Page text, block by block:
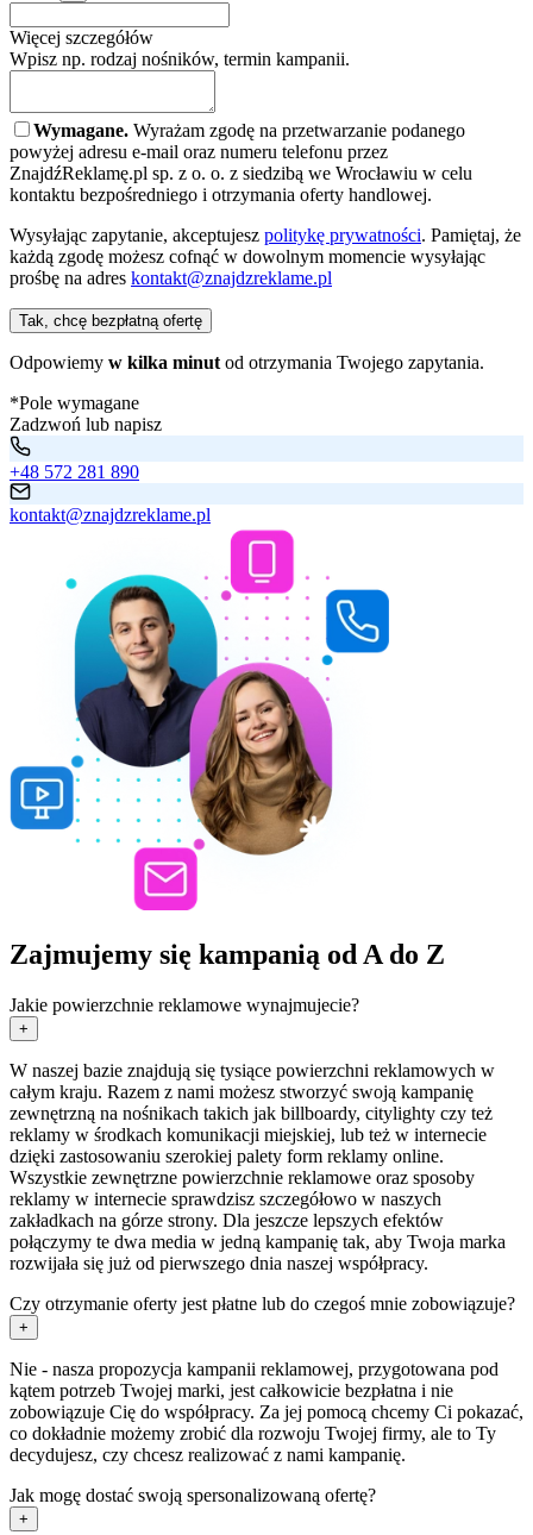
Więcej szczegółów
Wpisz np. rodzaj nośników, termin kampanii.
Wymagane. Wyrażam zgodę na przetwarzanie podanego
powyżej adresu e-mail oraz numeru telefonu przez
ZnajdźReklamę.pl sp. z o. o. z siedzibą we Wrocławiu w celu
kontaktu bezpośredniego i otrzymania oferty handlowej.
Wysyłając zapytanie, akceptujesz politykę prywatności. Pamiętaj, że
każdą zgodę możesz cofnąć w dowolnym momencie wysyłając
prośbę na adres kontakt@znajdzreklame.pl
Tak, chcę bezpłatną ofertę
Odpowiemy w kilka minut od otrzymania Twojego zapytania.
*Pole wymagane
Zadzwoń lub napisz
+48 572 281 890
kontakt@znajdzreklame.pl
Zajmujemy się kampanią od A do Z
Jakie powierzchnie reklamowe wynajmujecie?
+
W naszej bazie znajdują się tysiące powierzchni reklamowych w
całym kraju. Razem z nami możesz stworzyć swoją kampanię
zewnętrzną na nośnikach takich jak billboardy, citylighty czy też
reklamy w środkach komunikacji miejskiej, lub też w internecie
dzięki zastosowaniu szerokiej palety form reklamy online.
Wszystkie zewnętrzne powierzchnie reklamowe oraz sposoby
reklamy w internecie sprawdzisz szczegółowo w naszych
zakładkach na górze strony. Dla jeszcze lepszych efektów
połączymy te dwa media w jedną kampanię tak, aby Twoja marka
rozwijała się już od pierwszego dnia naszej współpracy.
Czy otrzymanie oferty jest płatne lub do czegoś mnie zobowiązuje?
+
Nie - nasza propozycja kampanii reklamowej, przygotowana pod
kątem potrzeb Twojej marki, jest całkowicie bezpłatna i nie
zobowiązuje Cię do współpracy. Za jej pomocą chcemy Ci pokazać,
co dokładnie możemy zrobić dla rozwoju Twojej firmy, ale to Ty
decydujesz, czy chcesz realizować z nami kampanię.
Jak mogę dostać swoją spersonalizowaną ofertę?
+